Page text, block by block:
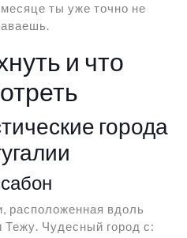
ты уже точно не
и что
города
расположенная вдоль
Тежу. Чудесный город с: